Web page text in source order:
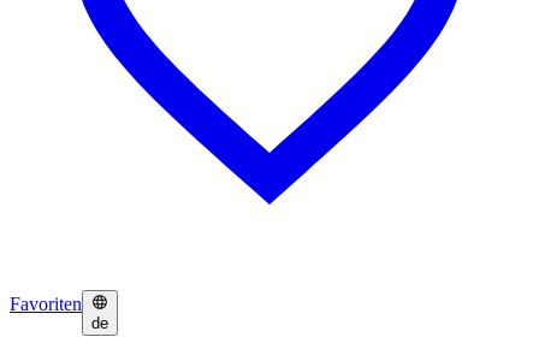
Favoriten
de